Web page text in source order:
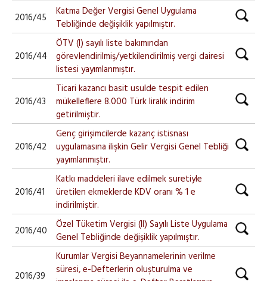
2016/45
Katma Değer Vergisi Genel Uygulama
Tebliğinde değişiklik yapılmıştır.
2016/44
ÖTV (I) sayılı liste bakımından
görevlendirilmiş/yetkilendirilmiş vergi dairesi
listesi yayımlanmıştır.
2016/43
Ticari kazancı basit usulde tespit edilen
mükelleflere 8.000 Türk liralık indirim
getirilmiştir.
2016/42
Genç girişimcilerde kazanç istisnası
uygulamasına ilişkin Gelir Vergisi Genel Tebliği
yayımlanmıştır.
2016/41
Katkı maddeleri ilave edilmek suretiyle
üretilen ekmeklerde KDV oranı % 1 e
indirilmiştir.
2016/40
Özel Tüketim Vergisi (II) Sayılı Liste Uygulama
Genel Tebliğinde değişiklik yapılmıştır.
2016/39
Kurumlar Vergisi Beyannamelerinin verilme
süresi, e-Defterlerin oluşturulma ve